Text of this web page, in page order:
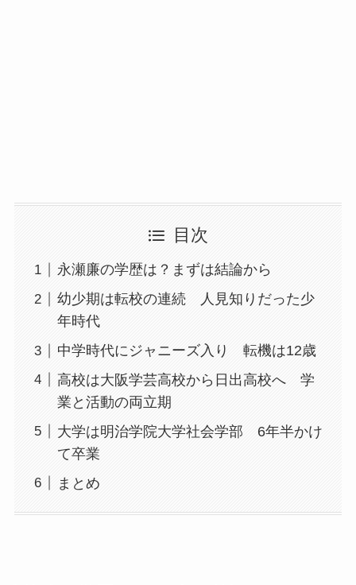
目次
永瀬廉の学歴は？まずは結論から
幼少期は転校の連続 人見知りだった少
年時代
中学時代にジャニーズ入り 転機は12歳
高校は大阪学芸高校から日出高校へ 学
業と活動の両立期
大学は明治学院大学社会学部 6年半かけ
て卒業
まとめ